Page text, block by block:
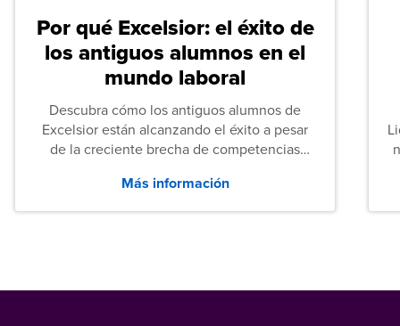
Por qué Excelsior: el éxito de
los antiguos alumnos en el
mundo laboral
Descubra cómo los antiguos alumnos de
Excelsior están alcanzando el éxito a pesar
de la creciente brecha de competencias
tanto las empresas como los recién
graduados en todo Estados Unidos.
Más información